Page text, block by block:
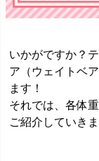
いかがですか？
ア（ウェイトベ
ます！
それでは、各体
ご紹介していきま